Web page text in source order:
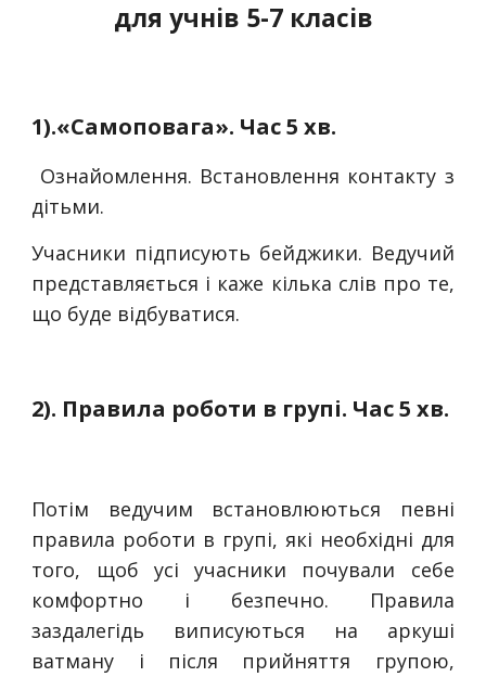
для учнів 5-7 класів
1).«Самоповага». Час 5 хв.
Ознайомлення. Встановлення контакту з
дітьми.
Учасники підписують бейджики. Ведучий
представляється і каже кілька слів про те,
що буде відбуватися.
2). Правила роботи в групі. Час 5 хв.
Потім ведучим встановлюються певні
правила роботи в групі, які необхідні для
того, щоб усі учасники почували себе
комфортно і безпечно. Правила
заздалегідь виписуються на аркуші
ватману і після прийняття групою,